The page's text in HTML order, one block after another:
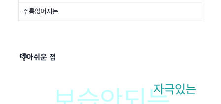
주름없어지는
👎아쉬운 점